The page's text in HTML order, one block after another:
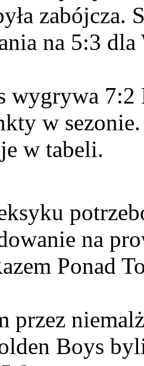
zabójcza.
na 5:3
wygrywa
w
w tabeli.
na
Ponad
przez
Boys